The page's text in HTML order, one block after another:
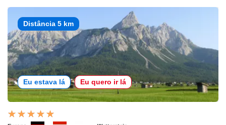
Distância 5 km
Eu estava lá Eu quero ir lá